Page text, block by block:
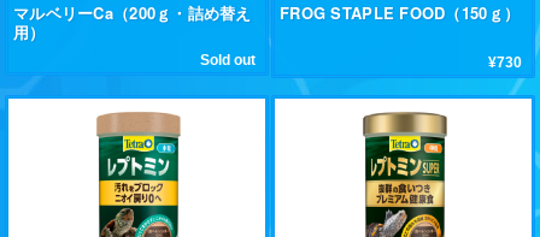
マルベリーCa（200ｇ・詰め替え
用）
Sold out
FROG STAPLE FOOD（150ｇ）
¥730